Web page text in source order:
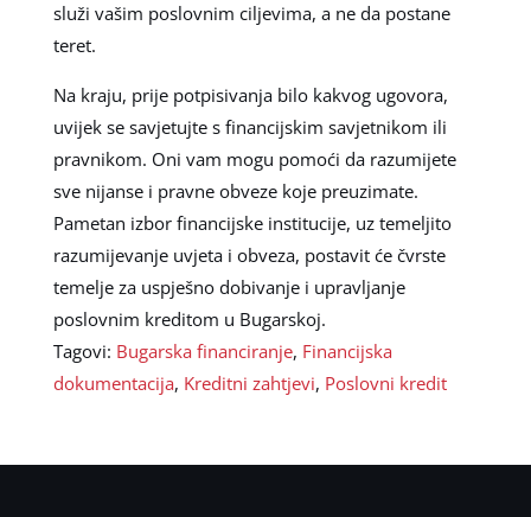
služi vašim poslovnim ciljevima, a ne da postane
teret.
Na kraju, prije potpisivanja bilo kakvog ugovora,
uvijek se savjetujte s financijskim savjetnikom ili
pravnikom. Oni vam mogu pomoći da razumijete
sve nijanse i pravne obveze koje preuzimate.
Pametan izbor financijske institucije, uz temeljito
razumijevanje uvjeta i obveza, postavit će čvrste
temelje za uspješno dobivanje i upravljanje
poslovnim kreditom u Bugarskoj.
Tagovi: Bugarska financiranje, Financijska
dokumentacija, Kreditni zahtjevi, Poslovni kredit